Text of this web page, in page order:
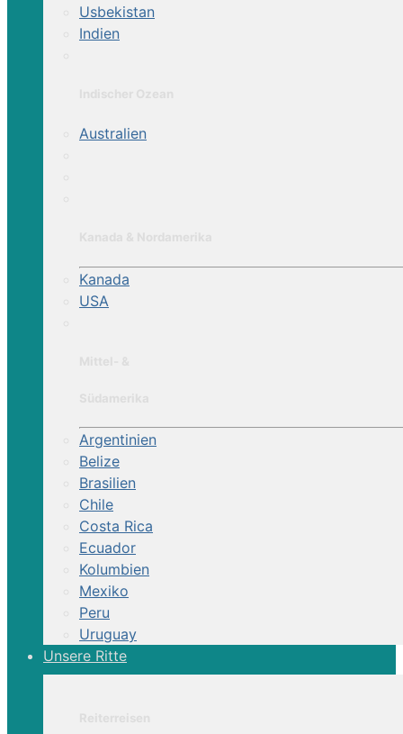
Usbekistan
Indien
Australien
Kanada
USA
Argentinien
Belize
Brasilien
Chile
Costa Rica
Ecuador
Kolumbien
Mexiko
Peru
Uruguay
Unsere Ritte